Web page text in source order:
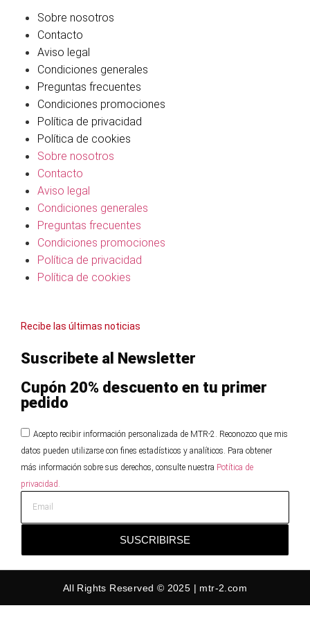
Sobre nosotros
Contacto
Aviso legal
Condiciones generales
Preguntas frecuentes
Condiciones promociones
Política de privacidad
Política de cookies
Sobre nosotros
Contacto
Aviso legal
Condiciones generales
Preguntas frecuentes
Condiciones promociones
Política de privacidad
Política de cookies
Recibe las últimas noticias
Suscribete al Newsletter
Cupón 20% descuento en tu primer
pedido
Acepto recibir información personalizada de MTR-2. Reconozco que mis
datos pueden utilizarse con fines estadísticos y analíticos. Para obtener
más información sobre sus derechos, consulte nuestra Potítica de
privacidad.
SUSCRIBIRSE
All Rights Reserved © 2025 | mtr-2.com